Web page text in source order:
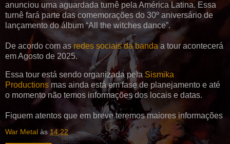
anunciou uma aguardada turnê pela América Latina. Essa
turnê fará parte das comemorações do 30º aniversário de
lançamento do álbum “All the witches dance”.
De acordo com asredes sociais da bandaa tour acontecerá
em Agosto de 2025.
Essa tour está sendo organizada pela Sismika
Productions mas ainda está em fase de planejamento e até
o momento não temos informações dos locais e datas.
Fiquem atentos que em breve teremos maiores informações
War Metal às14:22